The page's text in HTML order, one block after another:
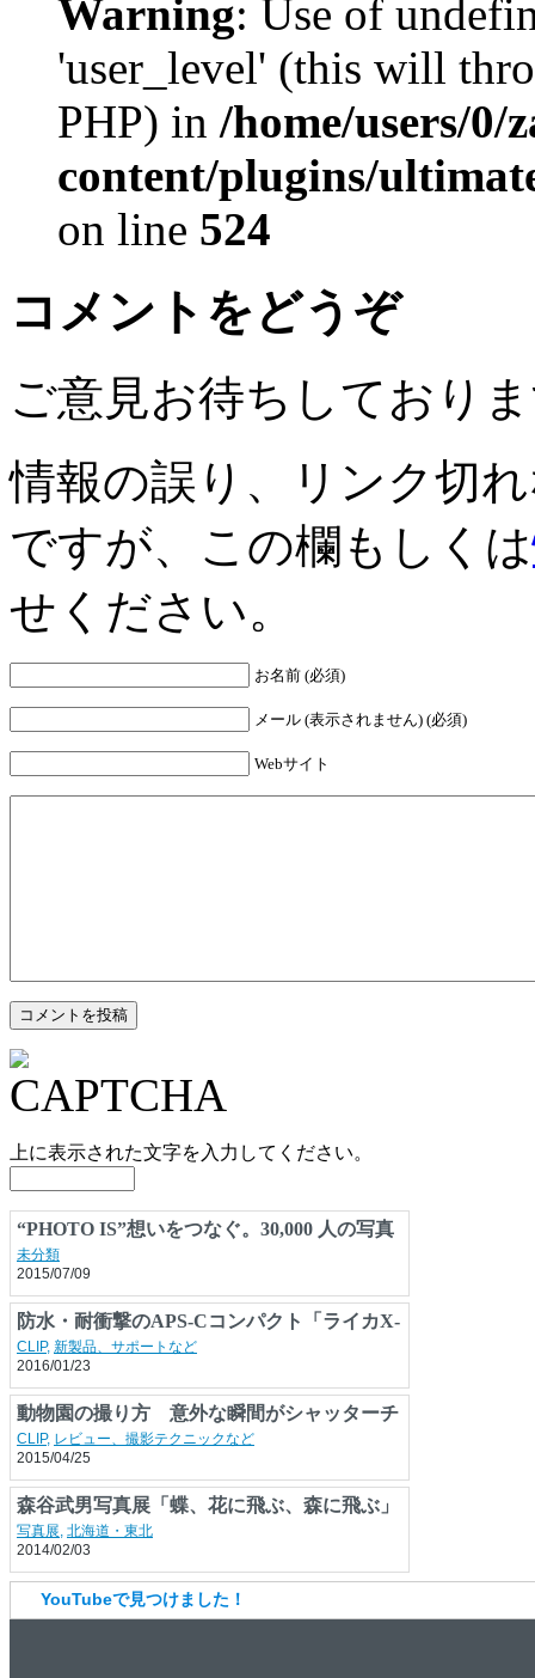
Warning: Use of
'user_level' (this will
PHP) in /home/users/0/
content/plugins/
on line 524
コメントをどうぞ
ご意見お待ちしており
情報の誤り、リンク切
ですが、この欄もしくは
せください。
お名前 (必須)
メール (表示されません) (必須)
Webサイト
上に表示された文字を入力してください。
“PHOTO IS”想いをつなぐ。30,000 人の写真
展2015 日本最大級の参加型写真展、全国29
都市でいよいよ開催！
未分類
2015/07/09
防水・耐衝撃のAPS-Cコンパクト「ライカX-
U」水深15m対応・耐落下1.22m
CLIP,新製品、サポートなど
2016/01/23
動物園の撮り方 意外な瞬間がシャッターチ
ャンス
CLIP,レビュー、撮影テクニックなど
2015/04/25
YouTubeで見つけました！